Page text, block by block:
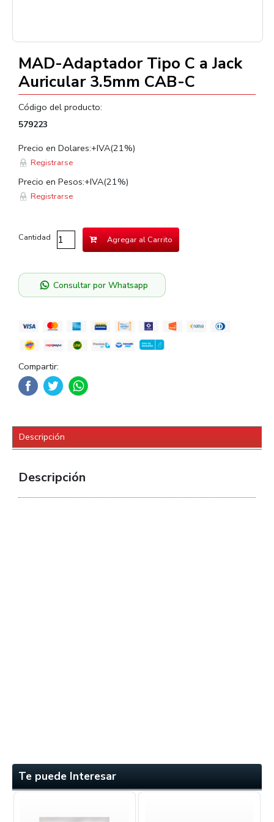
MAD-Adaptador Tipo C a Jack
Auricular 3.5mm CAB-C
Código del producto:
579223
Precio en Dolares:+IVA(21%)
Registrarse
Precio en Pesos:+IVA(21%)
Registrarse
Cantidad Agregar al Carrito
Consultar por Whatsapp
Compartir:
Descripción
Descripción
Te puede Interesar